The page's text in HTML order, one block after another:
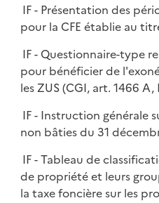
IF - Présentation des
pour la CFE établie au
IF - Questionnaire-type
pour bénéficier de
les ZUS (CGI, art. 1466 A,
IF - Instruction générale
non bâties du 31
IF - Tableau de
de propriété et leurs
la taxe foncière sur les